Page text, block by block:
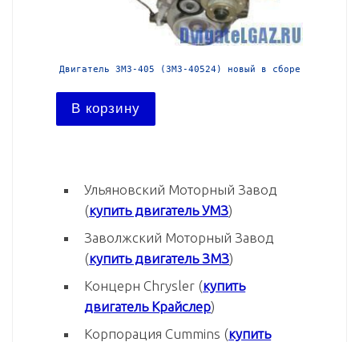
Двигатель ЗМЗ-405 (ЗМЗ-40524) новый в сборе
В корзину
Ульяновский Моторный Завод
(купить двигатель УМЗ)
Заволжский Моторный Завод
(купить двигатель ЗМЗ)
Концерн Chrysler (купить
двигатель Крайслер)
Корпорация Cummins (купить